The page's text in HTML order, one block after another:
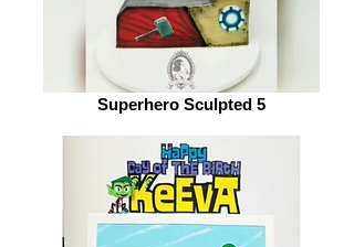
Superhero Sculpted 5